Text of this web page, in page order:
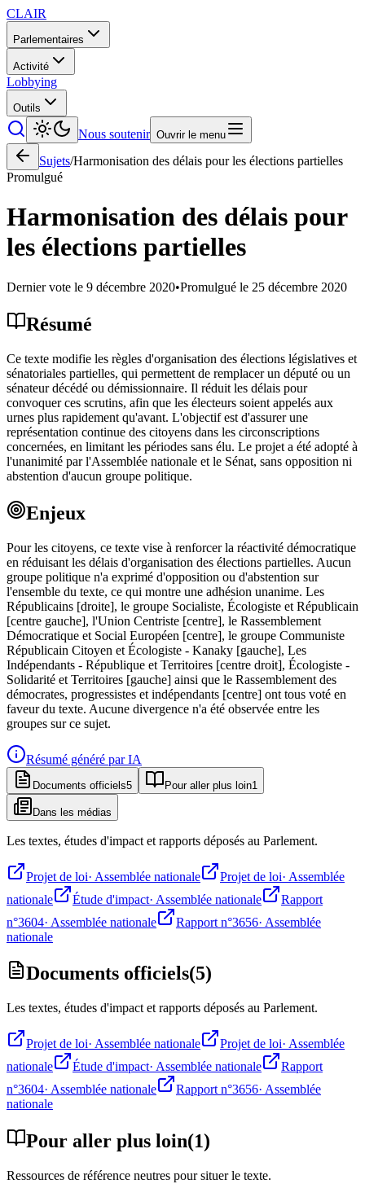
CLAIR
Parlementaires
Activité
Lobbying
Outils
Nous soutenir Ouvrir le menu
Sujets/Harmonisation des délais pour les élections partielles
Promulgué
Harmonisation des délais pour
les élections partielles
Dernier vote le 9 décembre 2020•Promulgué le 25 décembre 2020
Résumé
Ce texte modifie les règles d'organisation des élections législatives et
sénatoriales partielles, qui permettent de remplacer un député ou un
sénateur décédé ou démissionnaire. Il réduit les délais pour
convoquer ces scrutins, afin que les électeurs soient appelés aux
urnes plus rapidement qu'avant. L'objectif est d'assurer une
représentation continue des citoyens dans les circonscriptions
concernées, en limitant les périodes sans élu. Le projet a été adopté à
l'unanimité par l'Assemblée nationale et le Sénat, sans opposition ni
abstention d'aucun groupe politique.
Enjeux
Pour les citoyens, ce texte vise à renforcer la réactivité démocratique
en réduisant les délais d'organisation des élections partielles. Aucun
groupe politique n'a exprimé d'opposition ou d'abstention sur
l'ensemble du texte, ce qui montre une adhésion unanime. Les
Républicains [droite], le groupe Socialiste, Écologiste et Républicain
[centre gauche], l'Union Centriste [centre], le Rassemblement
Démocratique et Social Européen [centre], le groupe Communiste
Républicain Citoyen et Écologiste - Kanaky [gauche], Les
Indépendants - République et Territoires [centre droit], Écologiste -
Solidarité et Territoires [gauche] ainsi que le Rassemblement des
démocrates, progressistes et indépendants [centre] ont tous voté en
faveur du texte. Aucune divergence n'a été observée entre les
groupes sur ce sujet.
Résumé généré par IA
Documents officiels5 Pour aller plus loin1
Dans les médias
Les textes, études d'impact et rapports déposés au Parlement.
Projet de loi· Assemblée nationale Projet de loi· Assemblée
nationale
Étude d'impact· Assemblée nationale
Rapport
n°3604· Assemblée nationale Rapport n°3656· Assemblée
nationale
Documents officiels(5)
Les textes, études d'impact et rapports déposés au Parlement.
Projet de loi· Assemblée nationale Projet de loi· Assemblée
nationale
Étude d'impact· Assemblée nationale
Rapport
n°3604· Assemblée nationale Rapport n°3656· Assemblée
nationale
Pour aller plus loin(1)
Ressources de référence neutres pour situer le texte.